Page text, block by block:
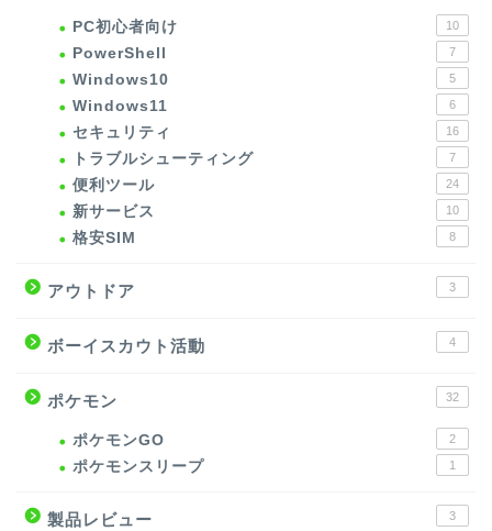
PC初心者向け 10
PowerShell 7
Windows10 5
Windows11 6
セキュリティ 16
トラブルシューティング 7
便利ツール 24
新サービス 10
格安SIM 8
アウトドア 3
ボーイスカウト活動 4
ポケモン 32
ポケモンGO 2
ポケモンスリープ 1
製品レビュー 3